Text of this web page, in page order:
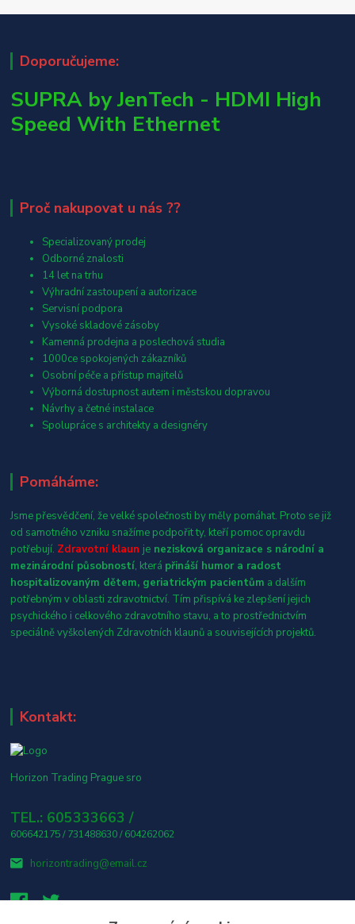
Doporučujeme:
SUPRA by JenTech - HDMI High
Speed With Ethernet
Proč nakupovat u nás ??
Specializovaný prodej
Odborné znalosti
14 let na trhu
Výhradní zastoupení a autorizace
Servisní podpora
Vysoké skladové zásoby
Kamenná prodejna a poslechová studia
1000ce spokojených zákazníků
Osobní péče a přístup majitelů
Výborná dostupnost autem i městskou dopravou
Návrhy a četné instalace
Spolupráce s architekty a designéry
Pomáháme:
Jsme přesvědčení, že velké společnosti by měly pomáhat. Proto se již
od samotného vzniku snažíme podpořit ty, kteří pomoc opravdu
potřebují. Zdravotní klaun je nezisková organizace s národní a
mezinárodní působností, která přináší humor a radost
hospitalizovaným dětem, geriatrickým pacientům a dalším
potřebným v oblasti zdravotnictví. Tím přispívá ke zlepšení jejich
psychického i celkového zdravotního stavu, a to prostřednictvím
speciálně vyškolených Zdravotních klaunů a souvisejících projektů.
Kontakt:
Horizon Trading Prague sro
TEL.: 605333663 /
606642175 / 731488630 / 604262062
horizontrading@email.cz